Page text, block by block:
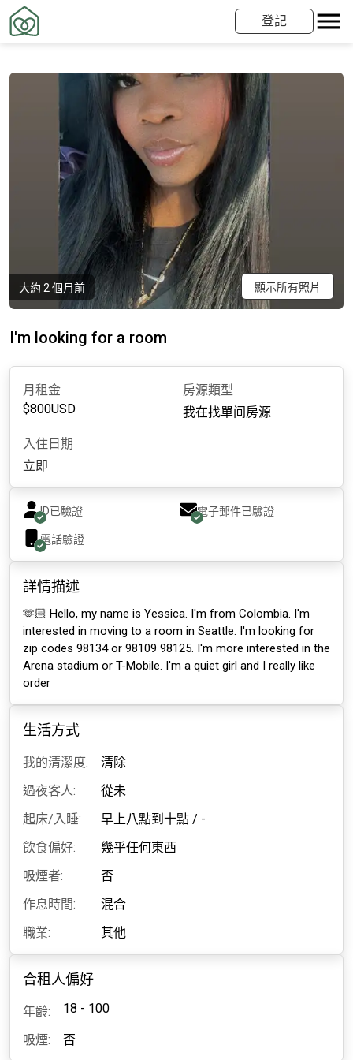
登記
大約 2 個月前 顯示所有照片
I'm looking for a room
月租金
$800USD
房源類型
我在找單间房源
入住日期
立即
ID已驗證 電子郵件已驗證
電話驗證
詳情描述
🫶🏻 Hello, my name is Yessica. I'm from Colombia. I'm
interested in moving to a room in Seattle. I'm looking for
zip codes 98134 or 98109 98125. I'm more interested in the
Arena stadium or T-Mobile. I'm a quiet girl and I really like
order
生活方式
我的清潔度:
清除
過夜客人:
從未
起床/入睡:
早上八點到十點 / -
飲食偏好:
幾乎任何東西
吸煙者:
否
作息時間:
混合
職業:
其他
合租人偏好
年齡: 18 - 100
吸煙: 否